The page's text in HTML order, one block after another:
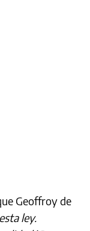
Geoffroy de
ley.